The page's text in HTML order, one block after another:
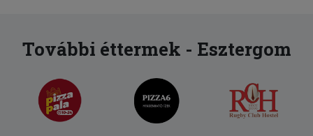
További éttermek - Esztergom